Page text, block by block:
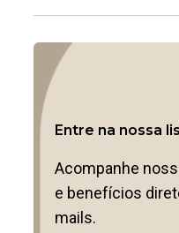
Entre na nossa
Acompanhe
e benefícios
mails.